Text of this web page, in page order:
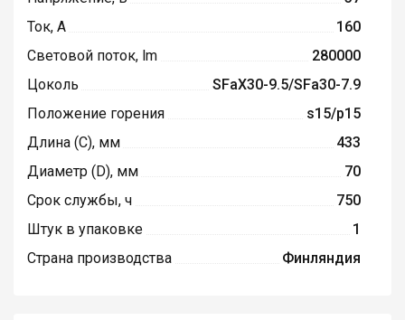
Ток, А
160
Световой поток, lm
280000
Цоколь
SFaX30-9.5/SFa30-7.9
Положение горения
s15/p15
Длина (C), мм
433
Диаметр (D), мм
70
Срок службы, ч
750
Штук в упаковке
1
Страна производства
Финляндия